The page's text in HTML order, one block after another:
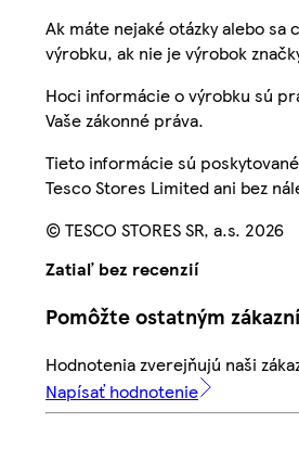
Ak máte nejaké otázky alebo
výrobku, ak nie je výrobok
Hoci informácie o výrobku sú
Vaše zákonné práva.
Tieto informácie sú
Tesco Stores Limited ani bez
© TESCO STORES SR, a.s. 2026
Zatiaľ bez recenzií
Pomôžte ostatným
Hodnotenia zverejňujú naši
Napísať hodnotenie